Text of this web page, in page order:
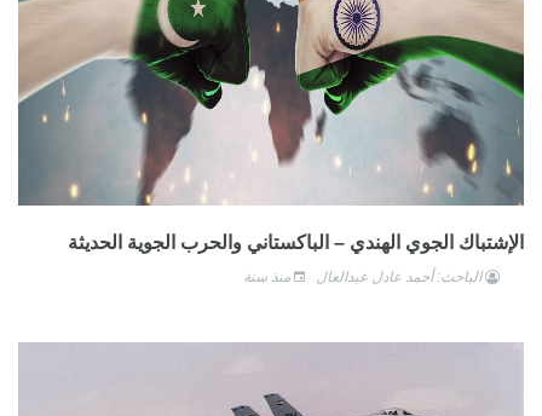
الإشتباك الجوي الهندي – الباكستاني والحرب الجوية الحديثة
الباحث: أحمد عادل عبدالعال منذ سنة